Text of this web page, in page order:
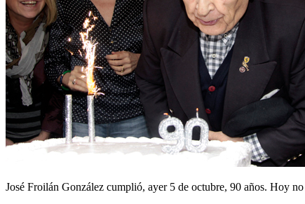
José Froilán González cumplió, ayer 5 de octubre, 90 años. Hoy